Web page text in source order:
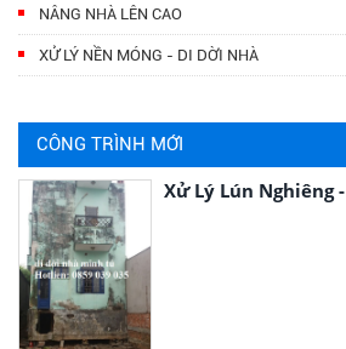
NÂNG NHÀ LÊN CAO
XỬ LÝ NỀN MÓNG - DI DỜI NHÀ
CÔNG TRÌNH MỚI
Xử Lý Lún Nghiêng